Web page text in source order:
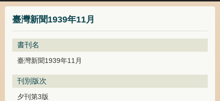
臺灣新聞1939年11月
書刊名
臺灣新聞1939年11月
刊別版次
夕刊第3版